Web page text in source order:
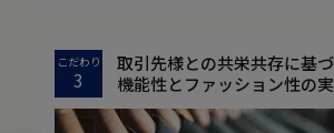
こだわり
3
取引先様との共栄共存に基づ
機能性とファッション性の